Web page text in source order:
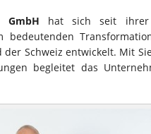
GmbH hat sich seit ihrer
bedeutenden
Schweiz entwickelt. Mit
begleitet das